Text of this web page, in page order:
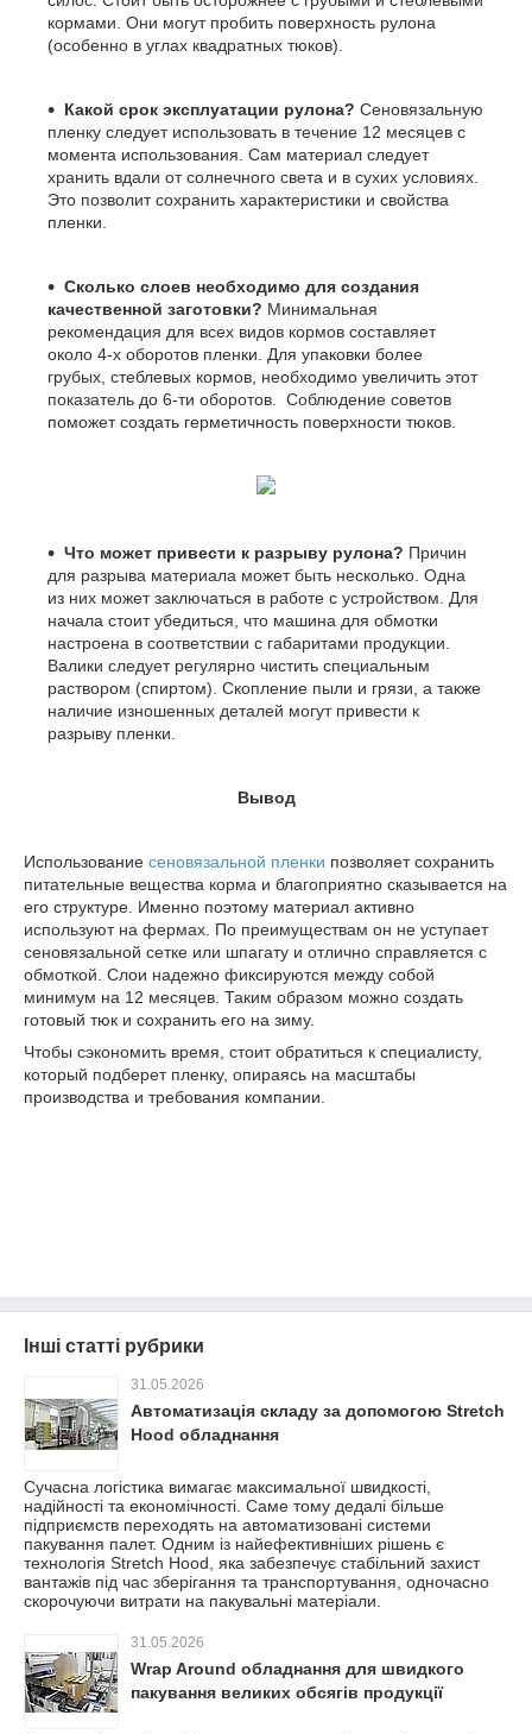
кормами. Они могут пробить поверхность рулона
(особенно в углах квадратных тюков).
Какой срок эксплуатации рулона? Сеновязальную
пленку следует использовать в течение 12 месяцев с
момента использования. Сам материал следует
хранить вдали от солнечного света и в сухих условиях.
Это позволит сохранить характеристики и свойства
пленки.
Сколько слоев необходимо для создания
качественной заготовки? Минимальная
рекомендация для всех видов кормов составляет
около 4-х оборотов пленки. Для упаковки более
грубых, стеблевых кормов, необходимо увеличить этот
показатель до 6-ти оборотов. Соблюдение советов
поможет создать герметичность поверхности тюков.
Что может привести к разрыву рулона? Причин
для разрыва материала может быть несколько. Одна
из них может заключаться в работе с устройством. Для
начала стоит убедиться, что машина для обмотки
настроена в соответствии с габаритами продукции.
Валики следует регулярно чистить специальным
раствором (спиртом). Скопление пыли и грязи, а также
наличие изношенных деталей могут привести к
разрыву пленки.
Вывод
Использование сеновязальной пленки позволяет сохранить
питательные вещества корма и благоприятно сказывается на
его структуре. Именно поэтому материал активно
используют на фермах. По преимуществам он не уступает
сеновязальной сетке или шпагату и отлично справляется с
обмоткой. Слои надежно фиксируются между собой
минимум на 12 месяцев. Таким образом можно создать
готовый тюк и сохранить его на зиму.
Чтобы сэкономить время, стоит обратиться к специалисту,
который подберет пленку, опираясь на масштабы
производства и требования компании.
Інші статті рубрики
31.05.2026
Автоматизація складу за допомогою Stretch
Hood обладнання
Сучасна логістика вимагає максимальної швидкості,
надійності та економічності. Саме тому дедалі більше
підприємств переходять на автоматизовані системи
пакування палет. Одним із найефективніших рішень є
технологія Stretch Hood, яка забезпечує стабільний захист
вантажів під час зберігання та транспортування, одночасно
скорочуючи витрати на пакувальні матеріали.
31.05.2026
Wrap Around обладнання для швидкого
пакування великих обсягів продукції